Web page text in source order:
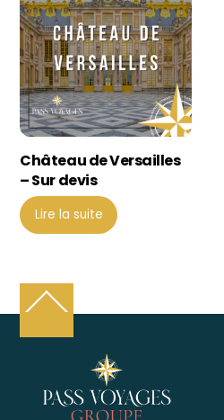
Château de Versailles
– Sur devis
Lire la suite
Back
Top